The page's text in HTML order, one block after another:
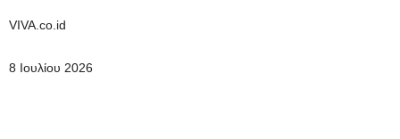
VIVA.co.id
8 Ιουλίου 2026